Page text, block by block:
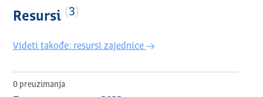
оквиру Анекса 5 - подразумева измењену верзију
ресурса ,,Планирани расходи 2022".
Планирани приходи 2022 - у коме су исказани
категорији, називу категорије, групи, називу групе,
економској класи, називу економске класе, средства
из буџета, средства из сопствених извора и средства
Resursi 3
Videti takođe: resursi zajednice
0 preuzimanja